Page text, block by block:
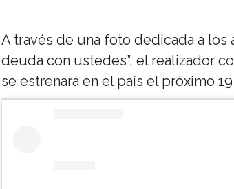
A través de una foto dedicada a los
deuda con ustedes”, el realizador
se estrenará en el país el próximo